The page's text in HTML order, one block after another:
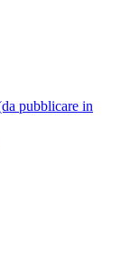
pubblicare in